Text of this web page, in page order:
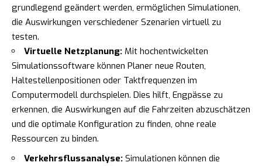
grundlegend geändert werden, ermöglichen Simulationen,
die Auswirkungen verschiedener Szenarien virtuell zu
testen.
Virtuelle Netzplanung: Mit hochentwickelten
Simulationssoftware können Planer neue Routen,
Haltestellenpositionen oder Taktfrequenzen im
Computermodell durchspielen. Dies hilft, Engpässe zu
erkennen, die Auswirkungen auf die Fahrzeiten abzuschätzen
und die optimale Konfiguration zu finden, ohne reale
Ressourcen zu binden.
Verkehrsflussanalyse: Simulationen können die